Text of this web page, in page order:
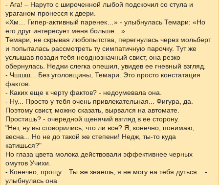
- Ага! – Наруто с широченной лыбой подскочил со стула и
ураганом пронесся к двери.
«Хм… Гипер-активный паренек…» - улыбнулась Темари: «Но
его друг интересует меня больше…»
Темари, не скрывая любопытства, перегнулась через мольберт
и попыталась рассмотреть ту симпатичную парочку. Тут же
услышав позади тебя неоднозначный свист, она резко
обернулась. Неджи слегка опешил, увидев ее гневный взгляд.
- Чшшш... Без уголовщины, Темари. Это просто констатация
фактов.
- Каких еще к черту фактов? - недоумевала она.
- Ну... Просто у тебя очень привлекательная... Фигура, да.
Поэтому свист, можно сказать, вырвался на автомате.
Простишь? - очередной щенячий взгляд в ее сторону.
"Нет, ну вы сговорились, что ли все? Я, конечно, понимаю,
весна... Но не до такой же степени! Недж, ты-то куда
катишься?"
Но глаза цвета молока действовали эффективнее черных
омутов Учихи.
- Конечно, прощу... Ты же знаешь, я не могу на тебя дуться... -
улыбнулась она